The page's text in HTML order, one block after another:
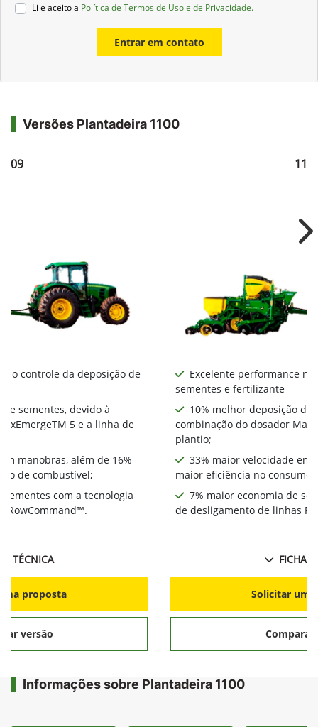
Li e aceito a Política de Termos de Uso e de Privacidade.
Entrar em contato
Versões Plantadeira 1100
no controle da deposição de
sementes, devido à
5 e a linha de
manobras, além de 16%
de combustível;
com a tecnologia
RowCommand™.
TÉCNICA
proposta
versão
Excelente performance
sementes e fertilizante
10% melhor deposição de
combinação do dosador
plantio;
33% maior velocidade em
maior eficiência no consumo
7% maior economia de
de desligamento de linhas
FICHA
Solicitar
Comparar
Informações sobre Plantadeira 1100